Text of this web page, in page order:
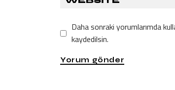
Daha sonraki yorumlarımda
kaydedilsin.
Yorum gönder